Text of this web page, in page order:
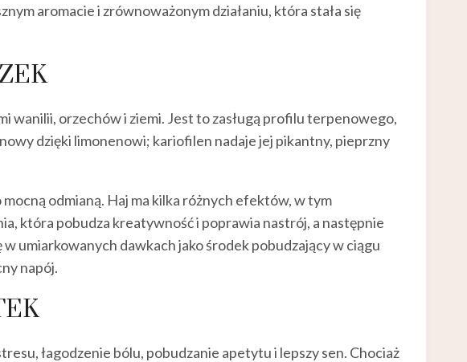
aromacie i zrównoważonym działaniu, która stała się
wanilii, orzechów i ziemi. Jest to zasługą profilu terpenowego,
dzięki limonenowi; kariofilen nadaje jej pikantny, pieprzny
odmianą. Haj ma kilka różnych efektów, w tym
która pobudza kreatywność i poprawia nastrój, a następnie
umiarkowanych dawkach jako środek pobudzający w ciągu
napój.
łagodzenie bólu, pobudzanie apetytu i lepszy sen. Chociaż